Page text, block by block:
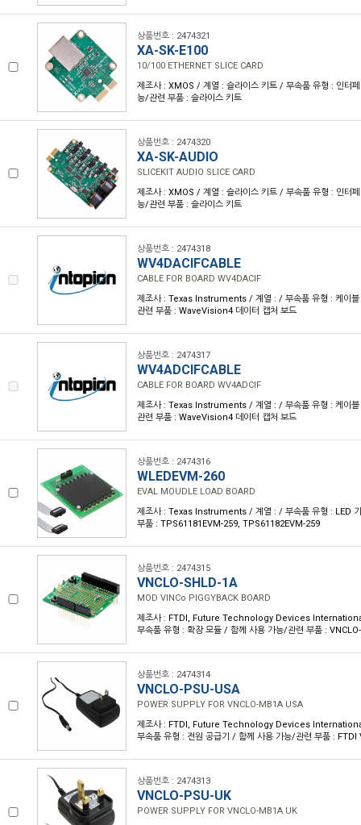
상품번호 : 2474321
XA-SK-E100
10/100 ETHERNET SLICE CARD
제조사 : XMOS / 계열 : 슬라이스 키트 / 부속품 유형 : 인터
능/관련 부품 : 슬라이스 키트
상품번호 : 2474320
XA-SK-AUDIO
SLICEKIT AUDIO SLICE CARD
제조사 : XMOS / 계열 : 슬라이스 키트 / 부속품 유형 : 인터
능/관련 부품 : 슬라이스 키트
상품번호 : 2474318
WV4DACIFCABLE
CABLE FOR BOARD WV4DACIF
제조사 : Texas Instruments / 계열 : / 부속품 유형 : 케이블
관련 부품 : WaveVision4 데이터 캡처 보드
상품번호 : 2474317
WV4ADCIFCABLE
CABLE FOR BOARD WV4ADCIF
제조사 : Texas Instruments / 계열 : / 부속품 유형 : 케이블
관련 부품 : WaveVision4 데이터 캡처 보드
상품번호 : 2474316
WLEDEVM-260
EVAL MOUDLE LOAD BOARD
제조사 : Texas Instruments / 계열 : / 부속품 유형 : LED
부품 : TPS61181EVM-259, TPS61182EVM-259
상품번호 : 2474315
VNCLO-SHLD-1A
MOD VINCo PIGGYBACK BOARD
제조사 : FTDI, Future Technology Devices
부속품 유형 : 확장 모듈 / 함께 사용 가능/관련 부품 :
상품번호 : 2474314
VNCLO-PSU-USA
POWER SUPPLY FOR VNCLO-MB1A USA
제조사 : FTDI, Future Technology Devices
부속품 유형 : 전원 공급기 / 함께 사용 가능/관련 부품 :
상품번호 : 2474313
VNCLO-PSU-UK
POWER SUPPLY FOR VNCLO-MB1A UK